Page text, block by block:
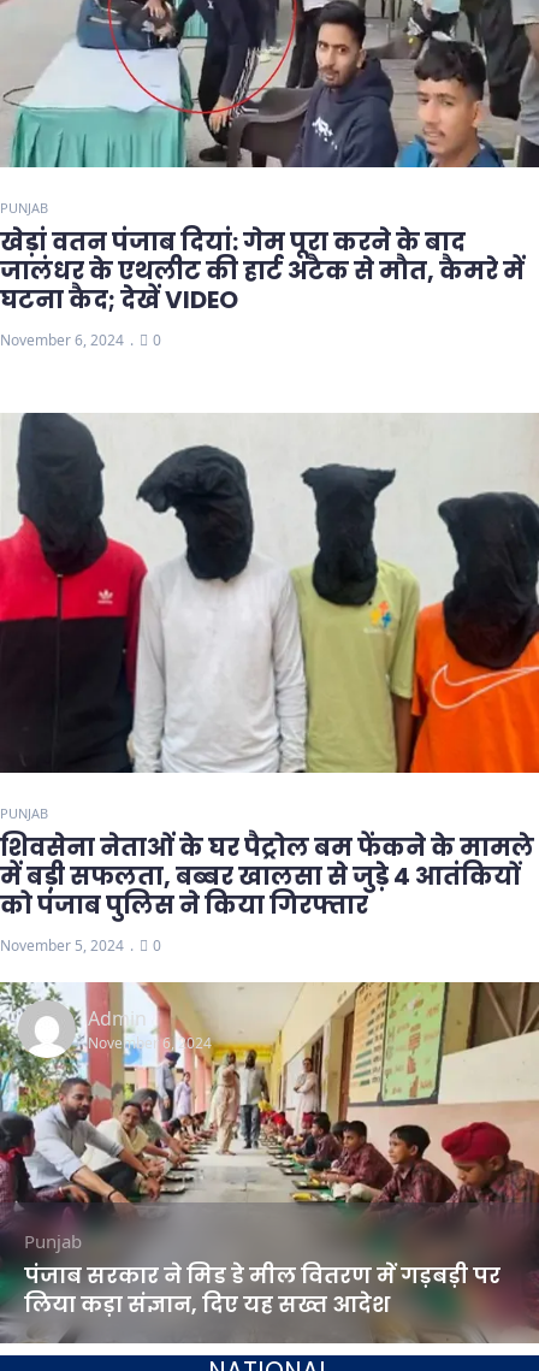
PUNJAB
खेड़ां वतन पंजाब दियां: गेम पूरा करने के बाद
जालंधर के एथलीट की हार्ट अटैक से मौत, कैमरे में
घटना कैद; देखें VIDEO
November 6, 2024 0
PUNJAB
शिवसेना नेताओं के घर पैट्रोल बम फेंकने के मामले
में बड़ी सफलता, बब्बर खालसा से जुड़े 4 आतंकियों
को पंजाब पुलिस ने किया गिरफ्तार
November 5, 2024 0
Admin
November 6, 2024
Punjab
पंजाब सरकार ने मिड डे मील वितरण में गड़बड़ी पर
लिया कड़ा संज्ञान, दिए यह सख्त आदेश